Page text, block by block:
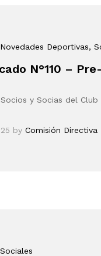
Deportivas,
N°110 –
y Socias del
by Comisión Directiva